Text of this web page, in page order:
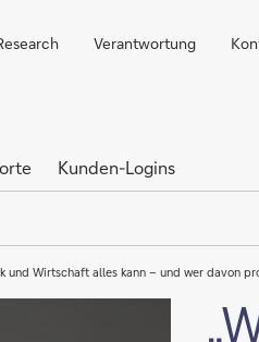
Verantwortung
Kunden-Logins
und Wirtschaft alles kann – und wer davon